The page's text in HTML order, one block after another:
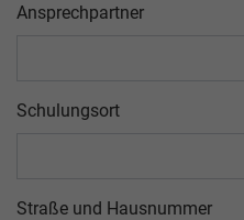
Ansprechpartner
Schulungsort
Straße und Hausnummer